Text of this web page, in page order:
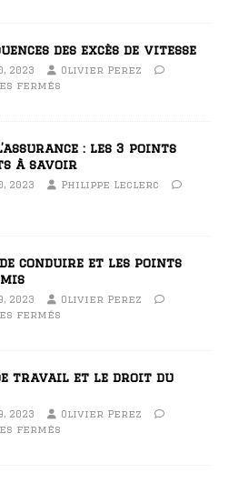
des excès de vitesse
2023
Olivier Perez
fermés
: les 3 points
à savoir
2023
Philippe Leclerc
conduire et les points
2023
Olivier Perez
fermés
travail et le droit du
2023
Olivier Perez
fermés